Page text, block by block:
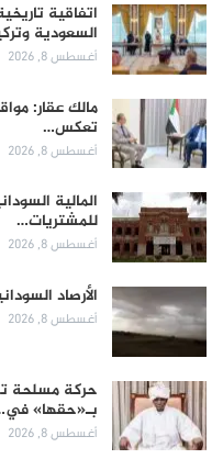
اتفاقية
السعودية
أغسطس 8, 2026
مالك عقار:
تعكس…
أغسطس 8, 2026
المالية
للمشتريات…
أغسطس 8, 2026
الأرصاد
أغسطس 8, 2026
حركة مسلحة
بـ«حقها»
أغسطس 8, 2026